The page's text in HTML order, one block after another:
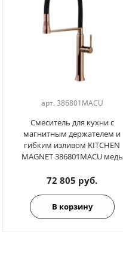
арт. 386801MACU
Смеситель для кухни с
магнитным держателем и
гибким изливом KITCHEN
MAGNET 386801MACU медь
72 805 руб.
В корзину